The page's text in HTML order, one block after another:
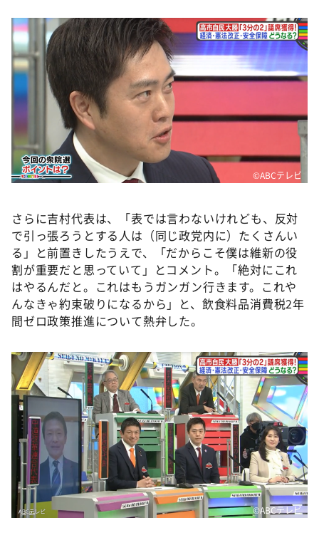
©ABCテレビ
さらに吉村代表は、「表では言わないけれども、反対
で引っ張ろうとする人は（同じ政党内に）たくさんい
る」と前置きしたうえで、「だからこそ僕は維新の役
割が重要だと思っていて」とコメント。「絶対にこれ
はやるんだと。これはもうガンガン行きます。これや
んなきゃ約束破りになるから」と、飲食料品消費税2年
間ゼロ政策推進について熱弁した。
©ABCテレビ